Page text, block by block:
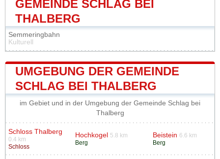
GEMEINDE SCHLAG BEI
THALBERG
Semmeringbahn
Kulturell
UMGEBUNG DER GEMEINDE
SCHLAG BEI THALBERG
im Gebiet und in der Umgebung der Gemeinde Schlag bei
Thalberg
Schloss Thalberg
0.4 km
Schloss
Hochkogel
5.8 km
Berg
Beistein 6.6 km
Berg